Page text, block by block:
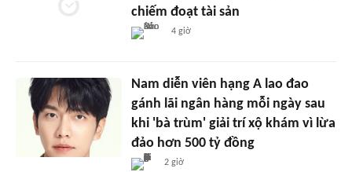
chiếm đoạt tài sản
4 giờ
Nam diễn viên hạng A lao đao
gánh lãi ngân hàng mỗi ngày sau
khi 'bà trùm' giải trí xộ khám vì lừa
đảo hơn 500 tỷ đồng
2 giờ